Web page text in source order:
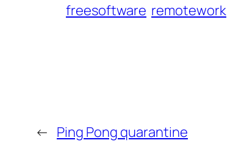
freesoftware remotework
← Ping Pong quarantine